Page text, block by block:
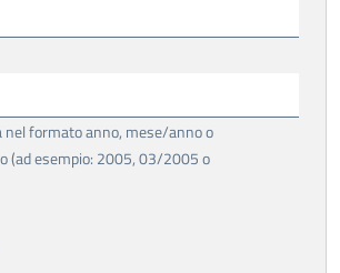
nel formato anno, mese/anno o
(ad esempio: 2005, 03/2005 o